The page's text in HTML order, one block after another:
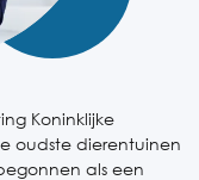
Koninklijke
oudste dierentuinen
als een